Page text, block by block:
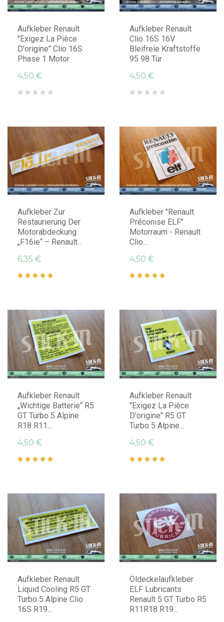
Aufkleber Renault
"Exigez La Pièce
D'origine" Clio 16S
Phase 1 Motor
4,50 €
Aufkleber Renault
Clio 16S 16V
Bleifreie Kraftstoffe
95 98 Tür
4,50 €
Aufkleber Zur
Restaurierung Der
Motorabdeckung
„F16ie“ – Renault...
6,35 €
Aufkleber "Renault
Préconise ELF"
Motorraum - Renault
Clio...
4,50 €
Aufkleber Renault
„Wichtige Batterie“ R5
GT Turbo 5 Alpine
R18 R11...
4,50 €
Aufkleber Renault
"Exigez La Pièce
D'origine" R5 GT
Turbo 5 Alpine...
4,50 €
Aufkleber Renault
Liquid Cooling R5 GT
Turbo 5 Alpine Clio
16S R19...
Öldeckelaufkleber
ELF Lubricants
Renault 5 GT Turbo R5
R11R18 R19...